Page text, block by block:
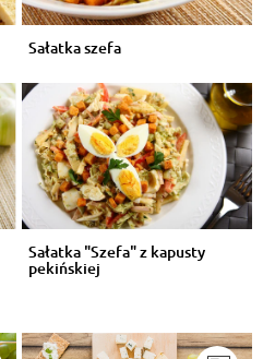
Sałatka szefa
Sałatka "Szefa" z kapusty
pekińskiej